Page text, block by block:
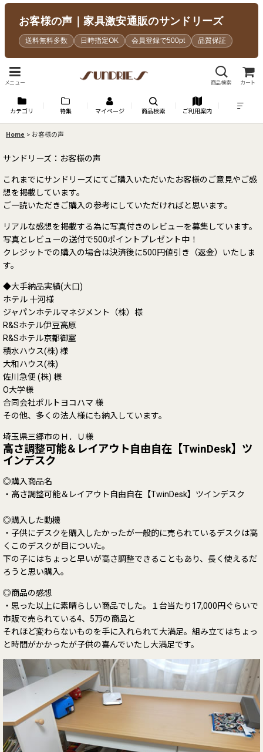
お客様の声｜家具激安通販のサンドリーズ
送料無料多数 日時指定OK 会員登録で500pt 品質保証
メニュー 商品検索 カート
カテゴリ 特集 マイページ 商品検索 ご利用案内
Home > お客様の声
サンドリーズ：お客様の声
これまでにサンドリーズにてご購入いただいたお客様のご意見やご感
想を掲載しています。
ご一読いただきご購入の参考にしていただければと思います。
リアルな感想を掲載する為に写真付きのレビューを募集しています。
写真とレビューの送付で500ポイントプレゼント中！
クレジットでの購入の場合は決済後に500円値引き（返金）いたしま
す。
◆大手納品実績(大口)
ホテル 十河様
ジャパンホテルマネジメント（株）様
R&Sホテル伊豆高原
R&Sホテル京都御室
積水ハウス(株) 様
大和ハウス(株)
佐川急便 (株) 様
O大学様
合同会社ポルトヨコハマ 様
その他、多くの法人様にも納入しています。
埼玉県三郷市のＨ．Ｕ様
高さ調整可能＆レイアウト自由自在【TwinDesk】ツ
インデスク
◎購入商品名
・高さ調整可能＆レイアウト自由自在【TwinDesk】ツインデスク
◎購入した動機
・子供にデスクを購入したかったが一般的に売られているデスクは高
くこのデスクが目についた。
下の子にはちょっと早いが高さ調整できることもあり、長く使えるだ
ろうと思い購入。
◎商品の感想
・思った以上に素晴らしい商品でした。１台当たり17,000円ぐらいで
市販で売られている4、5万の商品と
それほど変わらないものを手に入れられて大満足。組み立てはちょっ
と時間がかかったが子供の喜んでいたし大満足です。